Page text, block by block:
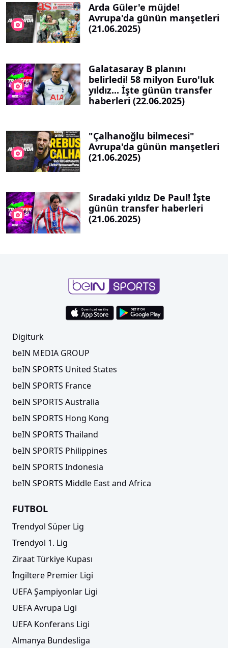
Arda Güler'e müjde!
Avrupa'da günün manşetleri
(21.06.2025)
Galatasaray B planını
belirledi! 58 milyon Euro'luk
yıldız... İşte günün transfer
haberleri (22.06.2025)
"Çalhanoğlu bilmecesi"
Avrupa'da günün manşetleri
(21.06.2025)
Sıradaki yıldız De Paul! İşte
günün transfer haberleri
(21.06.2025)
Digiturk
beIN MEDIA GROUP
beIN SPORTS United States
beIN SPORTS France
beIN SPORTS Australia
beIN SPORTS Hong Kong
beIN SPORTS Thailand
beIN SPORTS Philippines
beIN SPORTS Indonesia
beIN SPORTS Middle East and Africa
FUTBOL
Trendyol Süper Lig
Trendyol 1. Lig
Ziraat Türkiye Kupası
İngiltere Premier Ligi
UEFA Şampiyonlar Ligi
UEFA Avrupa Ligi
UEFA Konferans Ligi
Almanya Bundesliga